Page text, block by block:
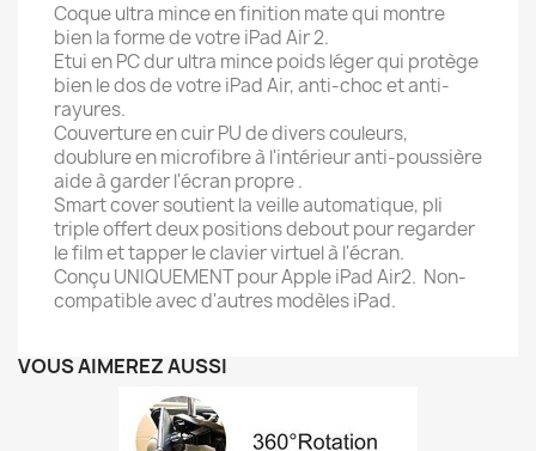
Coque ultra mince en finition mate qui montre
bien la forme de votre iPad Air 2.
Etui en PC dur ultra mince poids léger qui protège
bien le dos de votre iPad Air, anti-choc et anti-
rayures.
Couverture en cuir PU de divers couleurs,
doublure en microfibre à l'intérieur anti-poussière
aide à garder l'écran propre .
Smart cover soutient la veille automatique, pli
triple offert deux positions debout pour regarder
le film et tapper le clavier virtuel à l'écran.
Conçu UNIQUEMENT pour Apple iPad Air2. Non-
compatible avec d'autres modèles iPad.
VOUS AIMEREZ AUSSI